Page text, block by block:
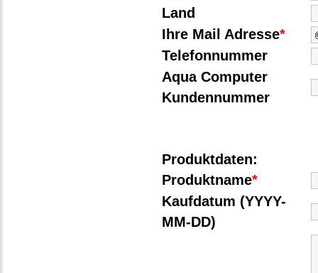
Land
Ihre Mail Adresse*
Telefonnummer
Aqua Computer
Kundennummer
Produktdaten:
Produktname*
Kaufdatum (YYYY-
MM-DD)